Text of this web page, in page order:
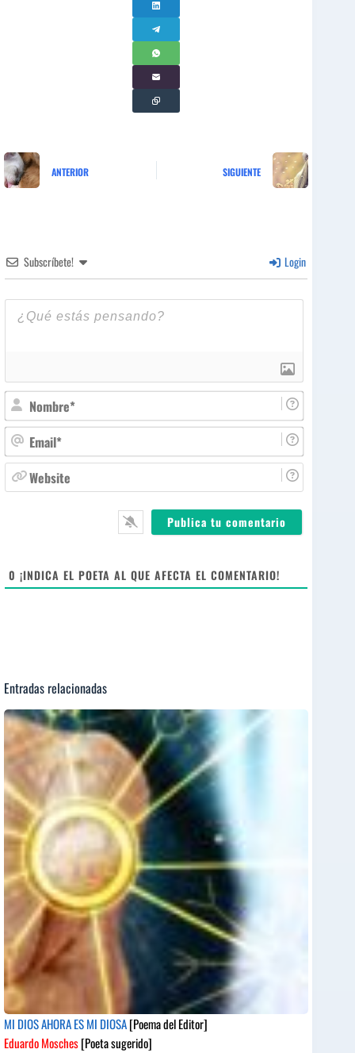
ANTERIOR SIGUIENTE
Subscríbete! Login
o
m
b
r
m
ie
0 ¡INDICA EL POETA AL QUE AFECTA EL COMENTARIO!
Entradas relacionadas
MI DIOS AHORA ES MI DIOSA[Poema del Editor]
Eduardo Mosches[Poeta sugerido]